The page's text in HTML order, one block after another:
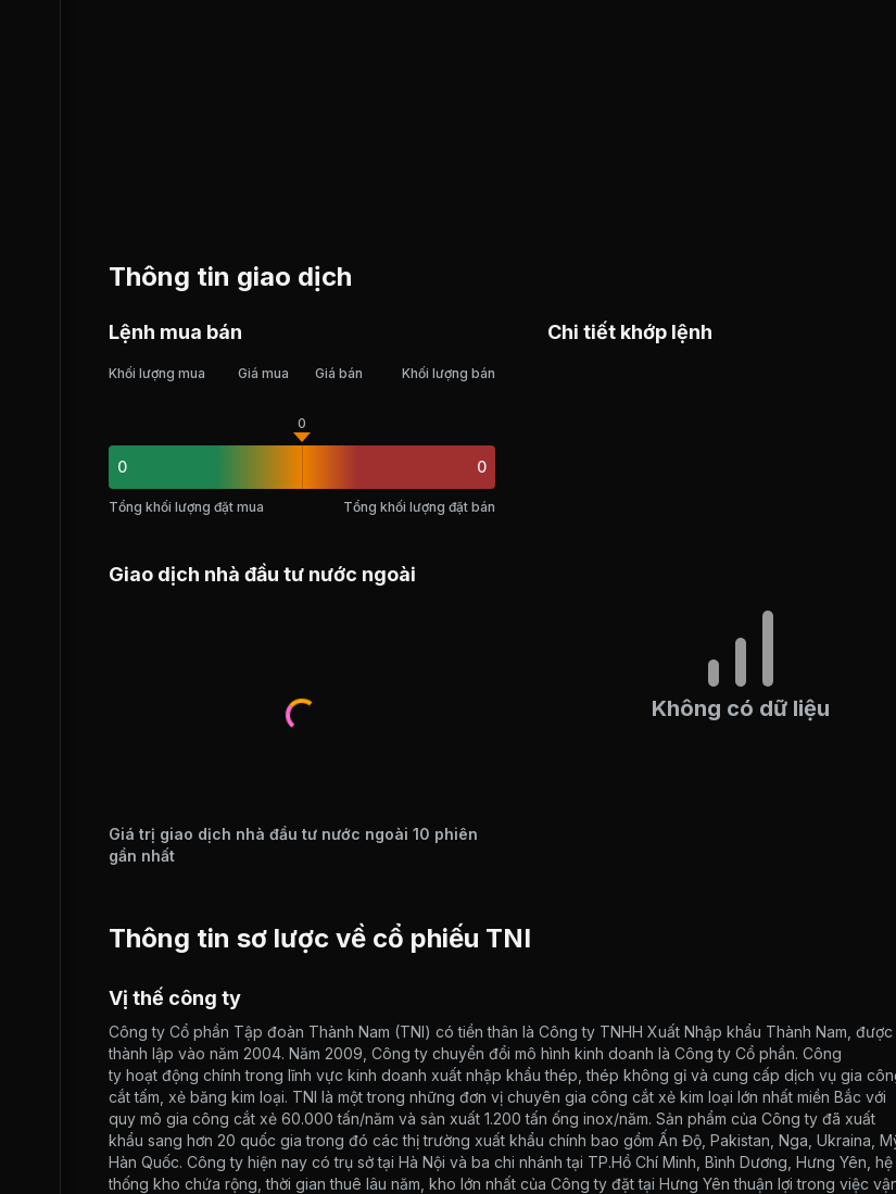
Thông tin giao dịch
Lệnh mua bán
Khối lượng mua Giá mua Giá bán Khối lượng bán
0
0
0
Tổng khối lượng đặt mua Tổng khối lượng đặt bán
Giao dịch nhà đầu tư nước ngoài
Giá trị giao dịch nhà đầu tư nước ngoài 10 phiên
gần nhất
Chi tiết khớp lệnh
Không có dữ liệu
Thông tin sơ lược về cổ phiếu TNI
Vị thế công ty
Công ty Cổ phần Tập đoàn Thành Nam (TNI) có tiền thân là Công ty TNHH Xuất Nhập khẩu Thành Nam, được
thành lập vào năm 2004. Năm 2009, Công ty chuyển đổi mô hình kinh doanh là Công ty Cổ phần. Công
ty hoạt động chính trong lĩnh vực kinh doanh xuất nhập khẩu thép, thép không gỉ và cung cấp dịch vụ gia
cắt tấm, xẻ băng kim loại. TNI là một trong những đơn vị chuyên gia công cắt xẻ kim loại lớn nhất miền Bắc với
quy mô gia công cắt xẻ 60.000 tấn/năm và sản xuất 1.200 tấn ống inox/năm. Sản phẩm của Công ty đã xuất
khẩu sang hơn 20 quốc gia trong đó các thị trường xuất khẩu chính bao gồm Ấn Độ, Pakistan, Nga, Ukraina,
Hàn Quốc. Công ty hiện nay có trụ sở tại Hà Nội và ba chi nhánh tại TP.Hồ Chí Minh, Bình Dương, Hưng Yên, hệ
thống kho chứa rộng, thời gian thuê lâu năm, kho lớn nhất của Công ty đặt tại Hưng Yên thuận lợi trong việc